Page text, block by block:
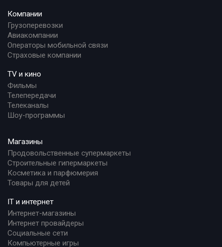
Компании
Грузоперевозки
Авиакомпании
Операторы мобильной связи
Страховые компании
TV и кино
Фильмы
Телепередачи
Телеканалы
Шоу-программы
Магазины
Продовольственные супермаркеты
Строительные гипермаркеты
Косметика и парфюмерия
Товары для детей
IT и интернет
Интернет-магазины
Интернет провайдеры
Социальные сети
Компьютерные игры